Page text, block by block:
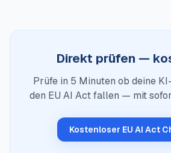
Direkt prüfen —
Prüfe in 5 Minuten ob deine
den EU AI Act fallen — mit
Kostenloser EU AI Act